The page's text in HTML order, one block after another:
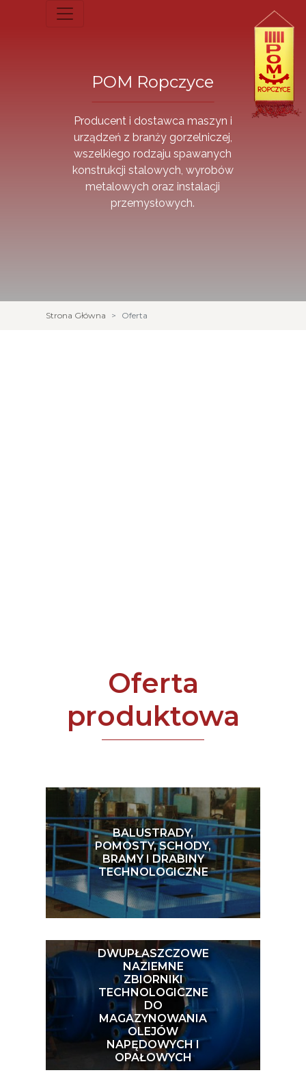
POM Ropczyce
Producent i dostawca maszyn i
urządzeń z branży gorzelniczej,
wszelkiego rodzaju spawanych
konstrukcji stalowych, wyrobów
metalowych oraz instalacji
przemysłowych.
Strona Główna Oferta
Oferta
produktowa
BALUSTRADY,
POMOSTY, SCHODY,
BRAMY I DRABINY
TECHNOLOGICZNE
DWUPŁASZCZOWE
NAZIEMNE
ZBIORNIKI
TECHNOLOGICZNE
DO
MAGAZYNOWANIA
OLEJÓW
NAPĘDOWYCH I
OPAŁOWYCH